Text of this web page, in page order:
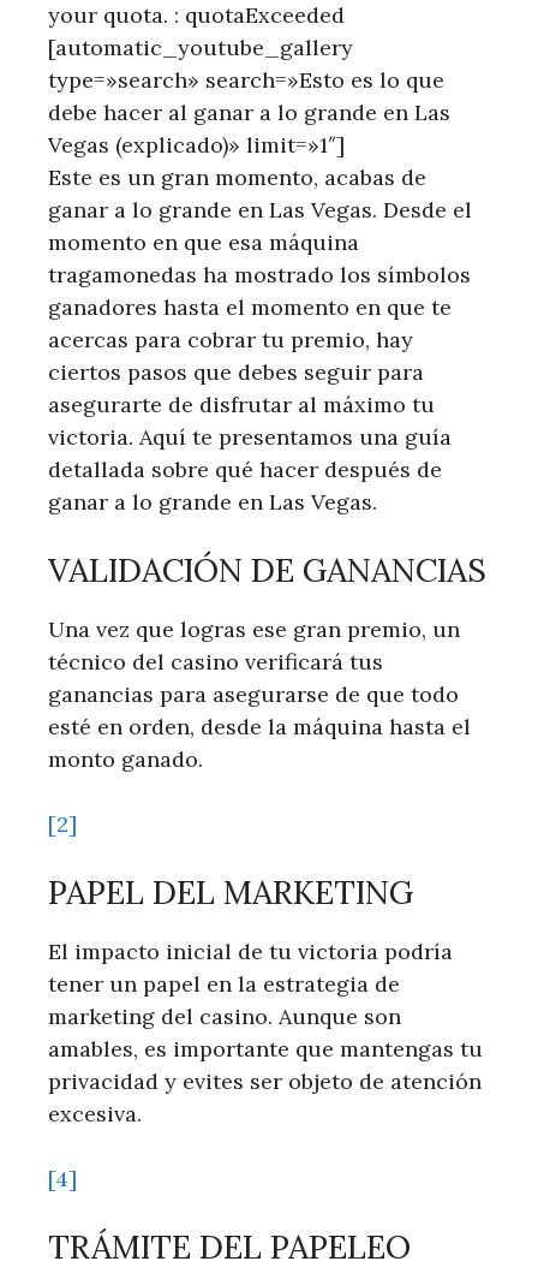
your quota. : quotaExceeded
[automatic_youtube_gallery
type=»search» search=»Esto es lo que
debe hacer al ganar a lo grande en Las
Vegas (explicado)» limit=»1″]
Este es un gran momento, acabas de
ganar a ⁣lo grande en Las Vegas. Desde el
momento en que esa máquina
tragamonedas ha mostrado los símbolos
ganadores hasta el momento en que ‍te
acercas para cobrar tu premio, hay
ciertos pasos que debes seguir para
asegurarte de disfrutar al máximo tu
victoria. Aquí te presentamos una ⁣guía
detallada sobre qué hacer después de
ganar a lo grande en Las Vegas.
VALIDACIÓN DE GANANCIAS
Una vez ‍que logras ese gran‍ premio, un
técnico del​ casino verificará tus‌
ganancias para asegurarse de que‌ todo‌
esté en orden, ⁤desde la‍ máquina hasta el
monto ⁤ganado.
[2]
PAPEL DEL MARKETING
El impacto ​inicial de tu victoria podría
tener un papel en la estrategia de‍
marketing del casino. Aunque son
amables, es importante que mantengas tu
privacidad y​ evites ser objeto de atención
excesiva.
[4]
TRÁMITE DEL PAPELEO